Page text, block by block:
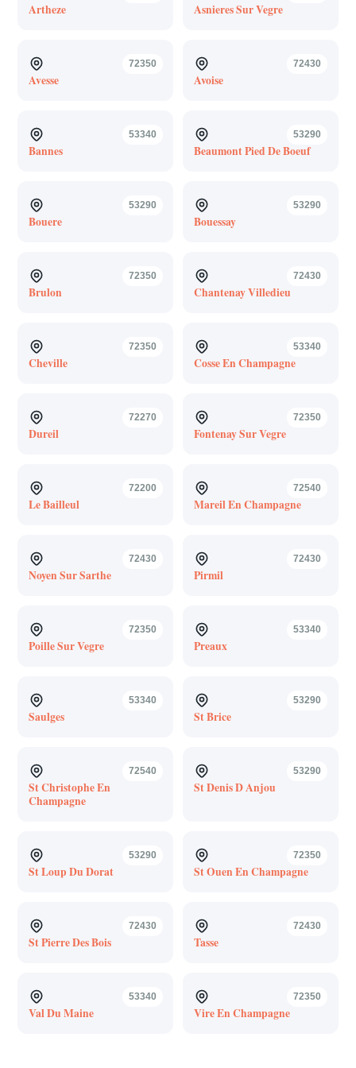
Artheze Asnieres Sur Vegre
72350
Avesse
72430
Avoise
53340
Bannes
53290
Beaumont Pied De Boeuf
53290
Bouere
53290
Bouessay
72350
Brulon
72430
Chantenay Villedieu
72350
Cheville
53340
Cosse En Champagne
72270
Dureil
72350
Fontenay Sur Vegre
72200
Le Bailleul
72540
Mareil En Champagne
72430
Noyen Sur Sarthe
72430
Pirmil
72350
Poille Sur Vegre
53340
Preaux
53340
Saulges
53290
St Brice
72540
St Christophe En
Champagne
53290
St Denis D Anjou
53290
St Loup Du Dorat
72350
St Ouen En Champagne
72430
St Pierre Des Bois
72430
Tasse
53340
Val Du Maine
72350
Vire En Champagne